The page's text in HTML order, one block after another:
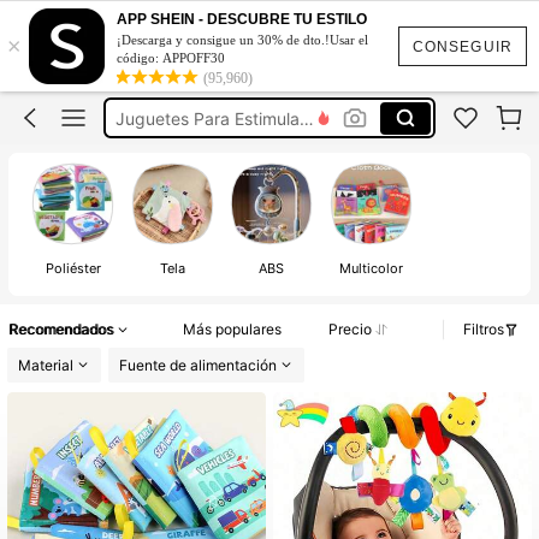
CONSEGUIR
×
APP SHEIN - DESCUBRE TU ESTILO
¡Descarga y consigue un 30% de dto.!Usar el
código: APPOFF30
(95,960)
Tummy Time
Libros Para Bebés
Móvil De Cuna
Tummy Time
Libros Para Bebés
Poliéster Tela ABS Multicolor
Recomendados Más populares Precio
Filtros
Material
Fuente de alimentación